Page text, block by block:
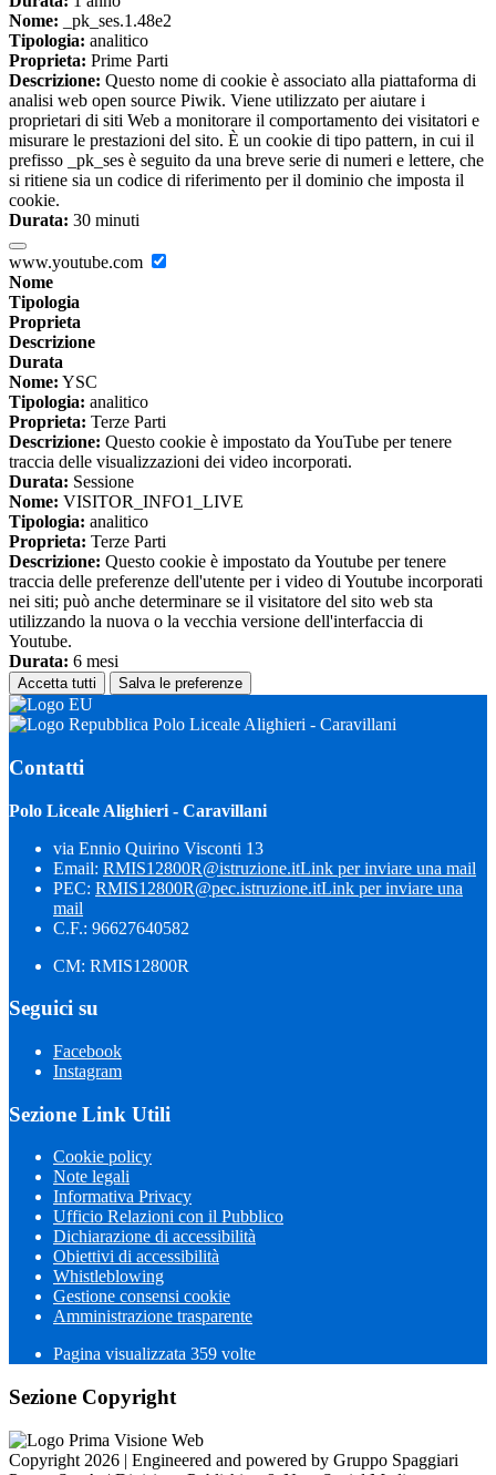
Nome: _pk_ses.1.48e2
Tipologia: analitico
Proprieta: Prime Parti
Descrizione: Questo nome di cookie è associato alla piattaforma di
analisi web open source Piwik. Viene utilizzato per aiutare i
proprietari di siti Web a monitorare il comportamento dei visitatori e
misurare le prestazioni del sito. È un cookie di tipo pattern, in cui il
prefisso _pk_ses è seguito da una breve serie di numeri e lettere, che
si ritiene sia un codice di riferimento per il dominio che imposta il
cookie.
Durata: 30 minuti
www.youtube.com
Nome
Tipologia
Proprieta
Descrizione
Durata
Nome: YSC
Tipologia: analitico
Proprieta: Terze Parti
Descrizione: Questo cookie è impostato da YouTube per tenere
traccia delle visualizzazioni dei video incorporati.
Durata: Sessione
Nome: VISITOR_INFO1_LIVE
Tipologia: analitico
Proprieta: Terze Parti
Descrizione: Questo cookie è impostato da Youtube per tenere
traccia delle preferenze dell'utente per i video di Youtube incorporati
nei siti; può anche determinare se il visitatore del sito web sta
utilizzando la nuova o la vecchia versione dell'interfaccia di
Youtube.
Durata: 6 mesi
Accetta tutti Salva le preferenze
Polo Liceale Alighieri - Caravillani
Contatti
Polo Liceale Alighieri - Caravillani
via Ennio Quirino Visconti 13
Email: RMIS12800R@istruzione.itLink per inviare una mail
PEC: RMIS12800R@pec.istruzione.itLink per inviare una
mail
C.F.: 96627640582
CM: RMIS12800R
Seguici su
Facebook
Instagram
Sezione Link Utili
Cookie policy
Note legali
Informativa Privacy
Ufficio Relazioni con il Pubblico
Dichiarazione di accessibilità
Obiettivi di accessibilità
Whistleblowing
Gestione consensi cookie
Amministrazione trasparente
Pagina visualizzata 359 volte
Sezione Copyright
Copyright 2026 | Engineered and powered by Gruppo Spaggiari